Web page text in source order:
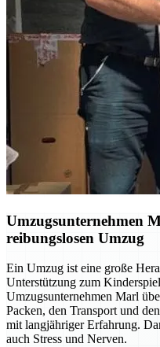
Umzugsunternehmen
reibungslosen Umzug
Ein Umzug ist eine große
Unterstützung zum
Umzugsunternehmen Marl
Packen, den Transport und
mit langjähriger Erfahrung.
auch Stress und Nerven.